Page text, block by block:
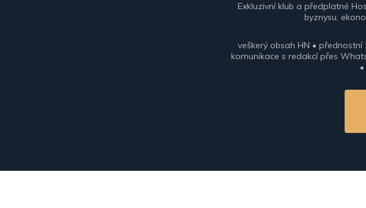
Exkluzivní klub a předplatné
byznysu,
veškerý obsah HN •
komunikace s redakcí přes